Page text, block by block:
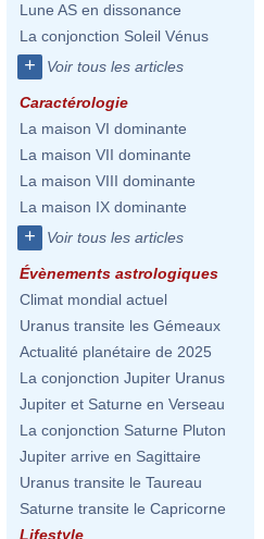
Lune AS en dissonance
La conjonction Soleil Vénus
+ Voir tous les articles
Caractérologie
La maison VI dominante
La maison VII dominante
La maison VIII dominante
La maison IX dominante
+ Voir tous les articles
Évènements astrologiques
Climat mondial actuel
Uranus transite les Gémeaux
Actualité planétaire de 2025
La conjonction Jupiter Uranus
Jupiter et Saturne en Verseau
La conjonction Saturne Pluton
Jupiter arrive en Sagittaire
Uranus transite le Taureau
Saturne transite le Capricorne
Lifestyle